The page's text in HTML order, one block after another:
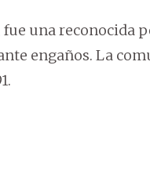
fue una reconocida
engaños. La